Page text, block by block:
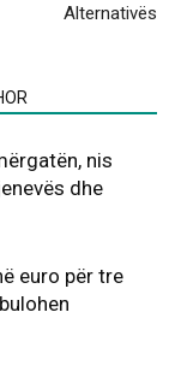
Alternativës
nis
dhe
euro për tre